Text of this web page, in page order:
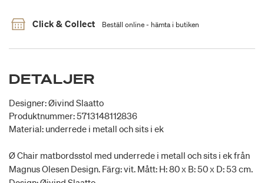
Click & Collect Beställ online - hämta i butiken
DETALJER
Designer: Øivind Slaatto
Produktnummer: 5713148112836
Material: underrede i metall och sits i ek
Ø Chair matbordsstol med underrede i metall och sits i ek från
Magnus Olesen Design. Färg: vit. Mått: H: 80 x B: 50 x D: 53 cm.